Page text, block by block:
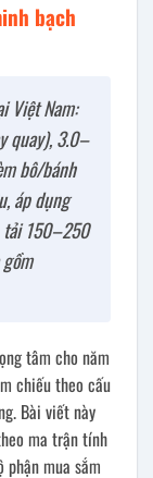
bạch
Việt Nam:
quay), 3.0–
bô/bánh
áp dụng
150–250
tâm cho năm
chiếu theo cấu
Bài viết này
ma trận tính
mua sắm